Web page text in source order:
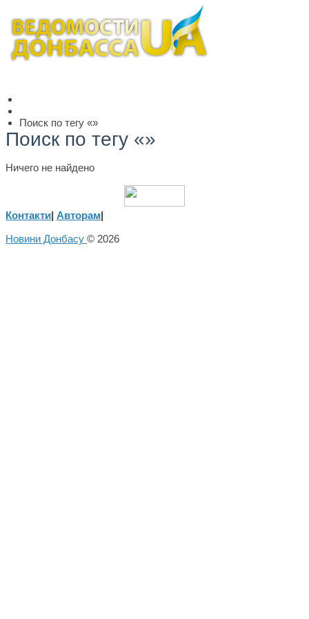
Поиск по тегу «»
Поиск по тегу «»
Ничего не найдено
Контакти| Авторам|
Новини Донбасу © 2026